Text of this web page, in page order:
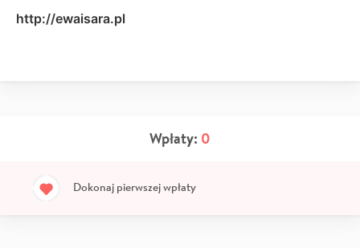
http://ewaisara.pl
Wpłaty: 0
Dokonaj pierwszej wpłaty